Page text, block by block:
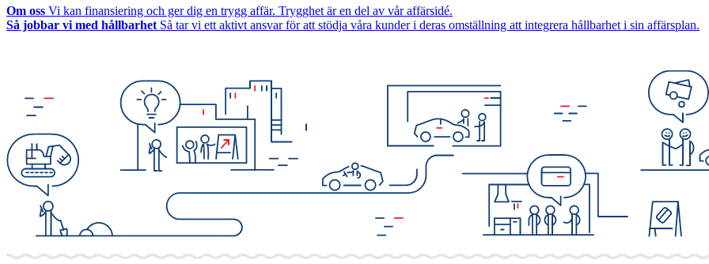
Om oss Vi kan finansiering och ger dig en trygg affär. Trygghet är en del av vår affärsidé.
Så jobbar vi med hållbarhet Så tar vi ett aktivt ansvar för att stödja våra kunder i deras omställning att integrera hållbarhet i sin affärsplan.